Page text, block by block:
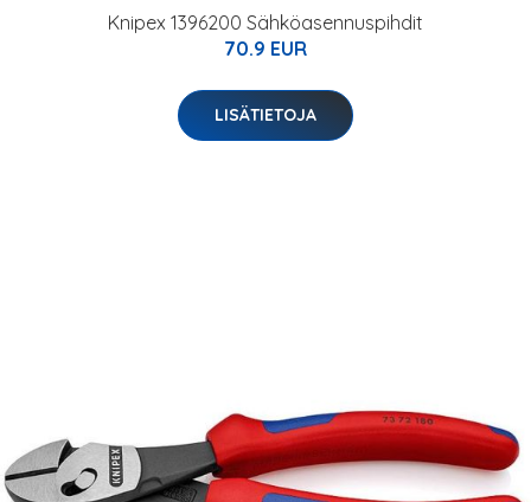
Knipex 1396200 Sähköasennuspihdit
70.9 EUR
LISÄTIETOJA